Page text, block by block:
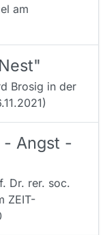
am
Brosig in der
- Angst -
Dr. rer. soc.
ZEIT-